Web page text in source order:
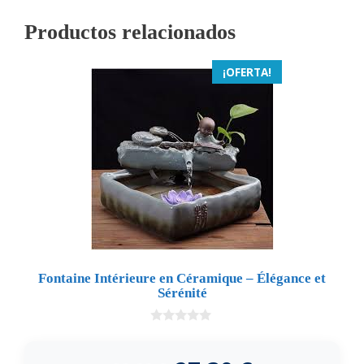
Productos relacionados
¡OFERTA!
Fontaine Intérieure en Céramique – Élégance et
Sérénité